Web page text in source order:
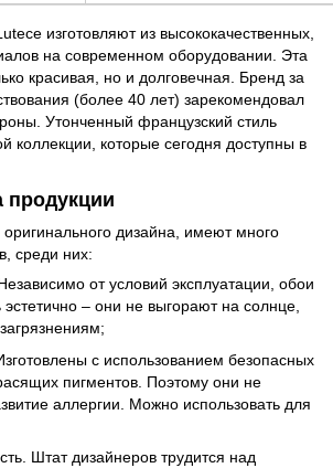
изготовляют из высококачественных,
на современном оборудовании. Эта
красивая, но и долговечная. Бренд за
(более 40 лет) зарекомендовал
Утонченный французский стиль
коллекции, которые сегодня доступны в
продукции
дизайна, имеют много
среди них:
от условий эксплуатации, обои
эстетично – они не выгорают на солнце,
с использованием безопасных
пигментов. Поэтому они не
аллергии. Можно использовать для
Штат дизайнеров трудится над